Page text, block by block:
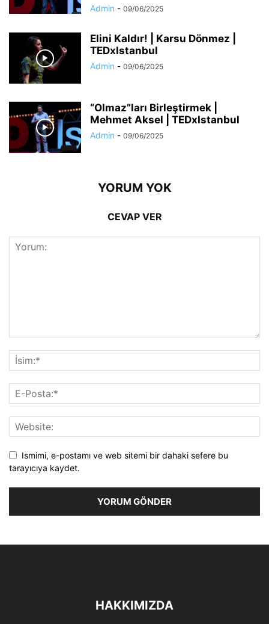
Admin - 09/06/2025
Elini Kaldır! | Karsu Dönmez |
TEDxIstanbul
Admin - 09/06/2025
“Olmaz”ları Birleştirmek |
Mehmet Aksel | TEDxIstanbul
Admin - 09/06/2025
YORUM YOK
CEVAP VER
Ismimi, e-postamı ve web sitemi bir dahaki sefere bu
tarayıcıya kaydet.
HAKKIMIZDA